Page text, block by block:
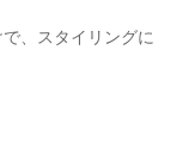
、スタイリングに